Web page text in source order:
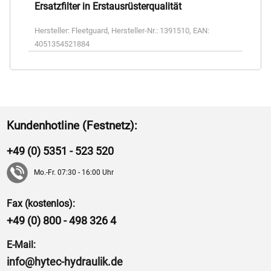
Ersatzfilter in Erstausrüsterqualität
Hersteller: Fleetguard , Hersteller-Nr.: 1391510, EAN:
4051354521884
Kundenhotline (Festnetz):
+49 (0) 5351 - 523 520
Mo.-Fr. 07:30 - 16:00 Uhr
Fax (kostenlos):
+49 (0) 800 - 498 326 4
E-Mail:
info@hytec-hydraulik.de